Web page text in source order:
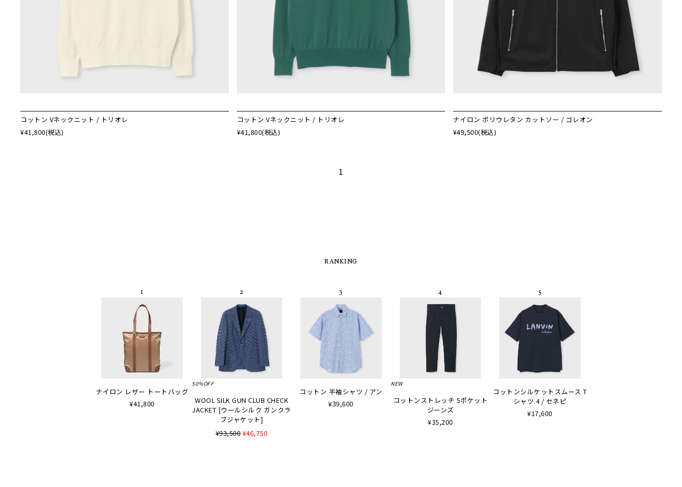
コットン Vネックニット / トリオレ
¥41,800(税込)
コットン Vネックニット / トリオレ
¥41,800(税込)
ナイロン ポリウレタン カットソー / ゴレオン
¥49,500(税込)
1
RANKING
ナイロン レザー トートバッグ
¥41,800
50%OFF
WOOL SILK GUN CLUB CHECK
JACKET [ウールシルク ガンクラ
ブジャケット]
¥93,500¥46,750
コットン 半袖シャツ / アン
¥39,600
NEW
コットンストレッチ 5ポケット
ジーンズ
¥35,200
コットンシルケットスムース T
シャツ.4 / セネピ
¥17,600